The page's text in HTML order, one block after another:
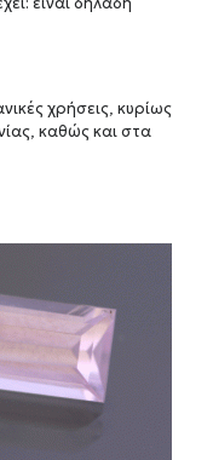
χρήσεις, κυρίως
καθώς και στα